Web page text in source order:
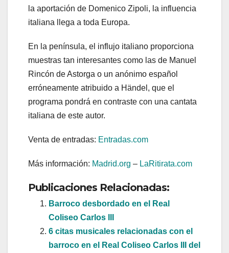
la aportación de Domenico Zipoli, la influencia
italiana llega a toda Europa.
En la península, el influjo italiano proporciona
muestras tan interesantes como las de Manuel
Rincón de Astorga o un anónimo español
erróneamente atribuido a Händel, que el
programa pondrá en contraste con una cantata
italiana de este autor.
Venta de entradas: Entradas.com
Más información: Madrid.org – LaRitirata.com
Publicaciones Relacionadas:
Barroco desbordado en el Real
Coliseo Carlos III
6 citas musicales relacionadas con el
barroco en el Real Coliseo Carlos III del